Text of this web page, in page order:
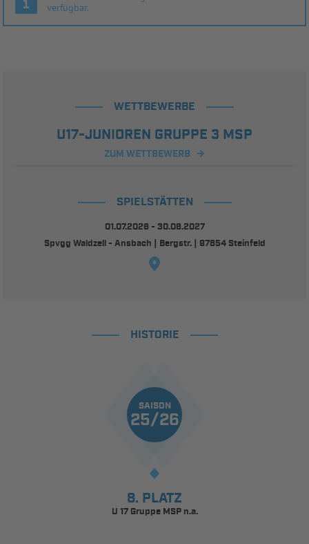
verfügbar.
WETTBEWERBE
U17-JUNIOREN GRUPPE 3 MSP
ZUM WETTBEWERB
SPIELSTÄTTEN
01.07.2026 - 30.06.2027
Spvgg Waldzell - Ansbach | Bergstr. | 97854 Steinfeld
HISTORIE
SAISON
25/26
8. PLATZ
U 17 Gruppe MSP n.a.